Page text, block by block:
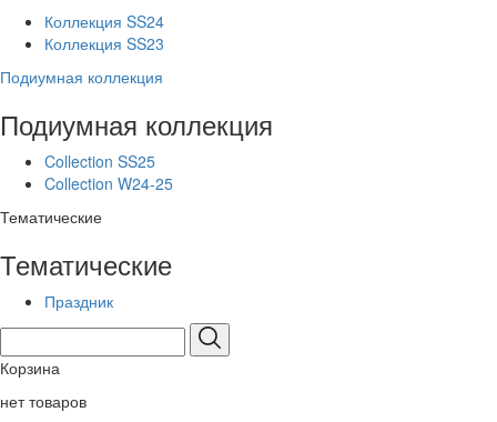
Коллекция SS24
Коллекция SS23
Подиумная коллекция
Подиумная коллекция
Collection SS25
Collection W24-25
Тематические
Тематические
Праздник
Корзина
нет товаров